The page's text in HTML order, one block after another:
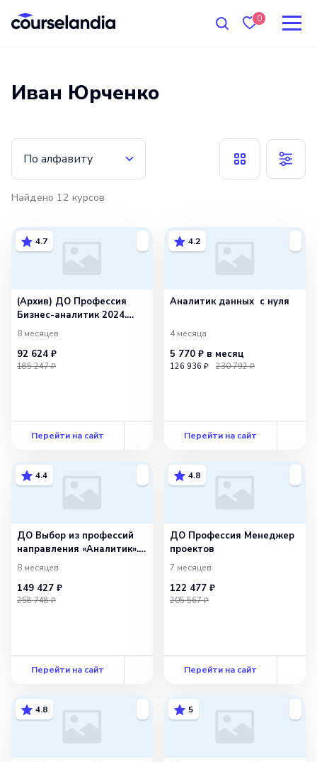
0
Иван Юрченко
По алфавиту
Найдено 12 курсов
4.7
(Архив) ДО Профессия
Бизнес-аналитик 2024.
Тариф Оптимальный
8 месяцев
92 624 ₽
185 247 ₽
Перейти на сайт
4.2
Аналитик данных с нуля
4 месяца
5 770 ₽ в месяц
126 936 ₽ 230 792 ₽
Перейти на сайт
4.4
ДО Выбор из профессий
направления «Аналитик».
Базовый
8 месяцев
149 427 ₽
258 748 ₽
Перейти на сайт
4.8
ДО Профессия Менеджер
проектов
7 месяцев
122 477 ₽
205 567 ₽
Перейти на сайт
4.8 5